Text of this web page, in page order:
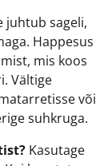
juhtub sageli,
Happesus
mis koos
Vältige
või
suhkruga.
Kasutage